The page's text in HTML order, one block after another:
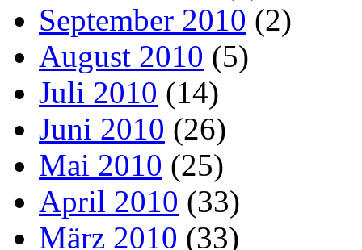
September 2010 (2)
August 2010 (5)
Juli 2010 (14)
Juni 2010 (26)
Mai 2010 (25)
April 2010 (33)
März 2010 (33)